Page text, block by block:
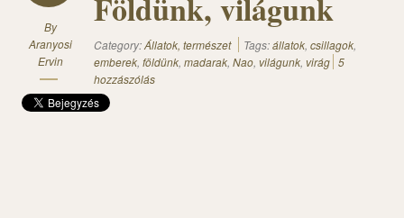
By
Aranyosi
Ervin
Földünk, világunk
Category:Állatok, természet Tags:állatok, csillagok,
emberek, földünk, madarak, Nao, világunk, virág 5
hozzászólás